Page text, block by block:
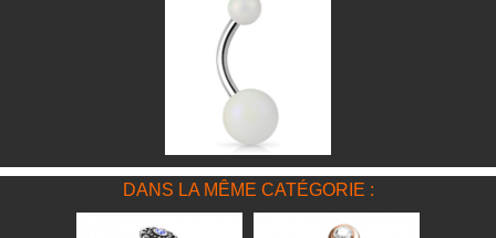
DANS LA MÊME CATÉGORIE :